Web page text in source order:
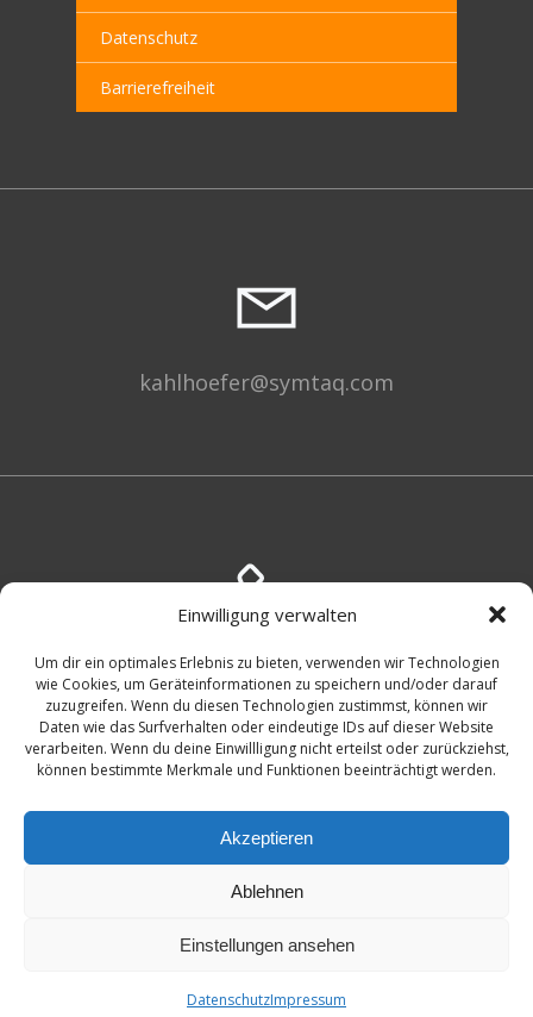
Einwilligung verwalten
Um dir ein optimales Erlebnis zu bieten, verwenden wir Technologien
wie Cookies, um Geräteinformationen zu speichern und/oder darauf
zuzugreifen. Wenn du diesen Technologien zustimmst, können wir
Daten wie das Surfverhalten oder eindeutige IDs auf dieser Website
verarbeiten. Wenn du deine Einwillligung nicht erteilst oder zurückziehst,
können bestimmte Merkmale und Funktionen beeinträchtigt werden.
Akzeptieren
Ablehnen
Einstellungen ansehen
DatenschutzImpressum
Datenschutz
Barrierefreiheit
kahlhoefer@symtaq.com
+49 (176)45994066
hannover-technik.deandmixters.net